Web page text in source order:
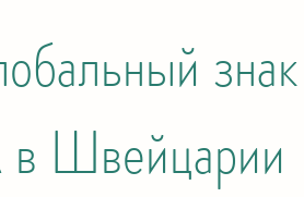
знак
Швейцарии